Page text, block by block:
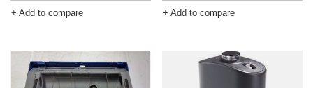
+ Add to compare + Add to compare